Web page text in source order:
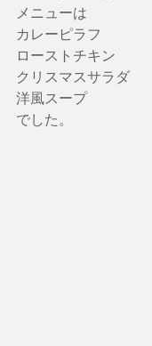
メニューは
カレーピラフ
ローストチキン
クリスマスサラダ
洋風スープ
でした。